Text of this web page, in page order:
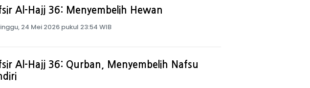
Al-Hajj 36: Menyembelih Hewan
24 Mei 2026 pukul 23:54 WIB
Al-Hajj 36: Qurban, Menyembelih Nafsu